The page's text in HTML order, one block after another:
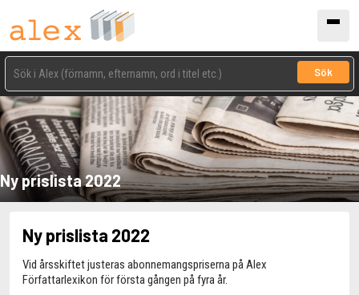
Sök
Ny prislista 2022
Ny prislista 2022
Vid årsskiftet justeras abonnemangspriserna på Alex
Författarlexikon för första gången på fyra år.